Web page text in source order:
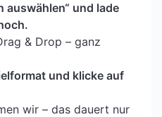
auswählen“ und lade
& Drop – ganz
und klicke auf
wir – das dauert nur